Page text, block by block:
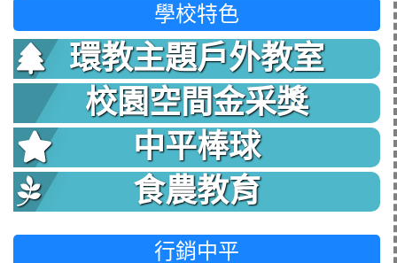
學校特色
環教主題戶外教室
校園空間金采獎
中平棒球
食農教育
行銷中平